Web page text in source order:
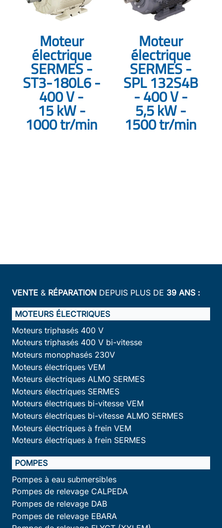
Moteur
électrique
SERMES -
ST3-180L6 -
400 V -
15 kW -
1000 tr/min
Moteur
électrique
SERMES -
SPL 132S4B
- 400 V -
5,5 kW -
1500 tr/min
VENTE & RÉPARATION DEPUIS PLUS DE 39 ANS :
MOTEURS ÉLECTRIQUES
Moteurs triphasés 400 V
Moteurs triphasés 400 V bi-vitesse
Moteurs monophasés 230V
Moteurs électriques VEM
Moteurs électriques ALMO SERMES
Moteurs électriques SERMES
Moteurs électriques bi-vitesse VEM
Moteurs électriques bi-vitesse ALMO SERMES
Moteurs électriques à frein VEM
Moteurs électriques à frein SERMES
POMPES
Pompes à eau submersibles
Pompes de relevage CALPEDA
Pompes de relevage DAB
Pompes de relevage EBARA